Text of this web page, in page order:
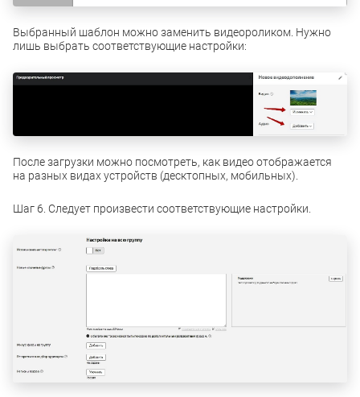
Выбранный шаблон можно заменить видеороликом. Нужно
лишь выбрать соответствующие настройки:
После загрузки можно посмотреть, как видео отображается
на разных видах устройств (десктопных, мобильных).
Шаг 6. Следует произвести соответствующие настройки.